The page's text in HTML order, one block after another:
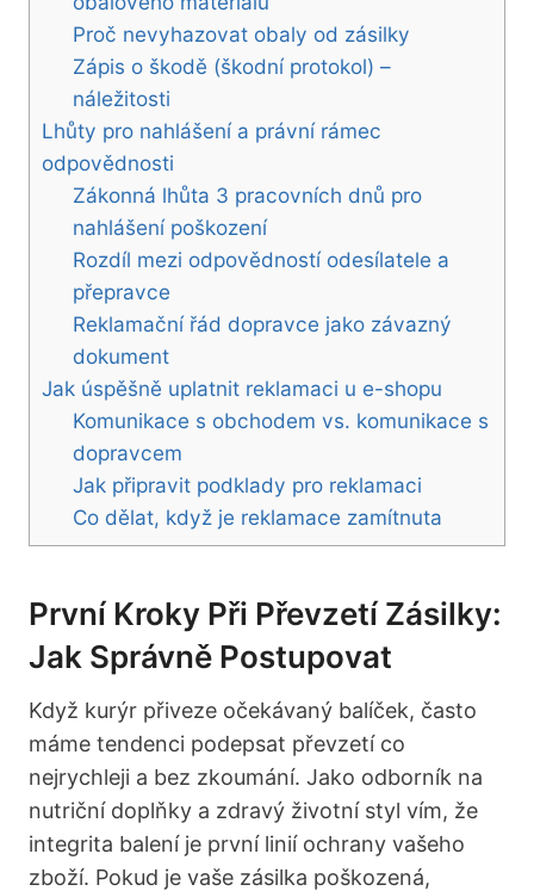
Proč nevyhazovat obaly od zásilky
Zápis o škodě (škodní protokol) –
náležitosti
Lhůty pro nahlášení a právní rámec
odpovědnosti
Zákonná lhůta 3 pracovních dnů pro
nahlášení poškození
Rozdíl mezi odpovědností odesílatele a
přepravce
Reklamační řád dopravce jako závazný
dokument
Jak úspěšně uplatnit reklamaci u e-shopu
Komunikace s obchodem vs. komunikace s
dopravcem
Jak připravit podklady pro reklamaci
Co dělat, když je reklamace zamítnuta
První Kroky Při Převzetí Zásilky:
Jak Správně Postupovat
Když kurýr přiveze očekávaný balíček, často
máme tendenci podepsat převzetí co
nejrychleji a bez zkoumání. Jako odborník na
nutriční doplňky a zdravý životní styl vím, že
integrita balení je první linií ochrany vašeho
zboží. Pokud je vaše zásilka poškozená,